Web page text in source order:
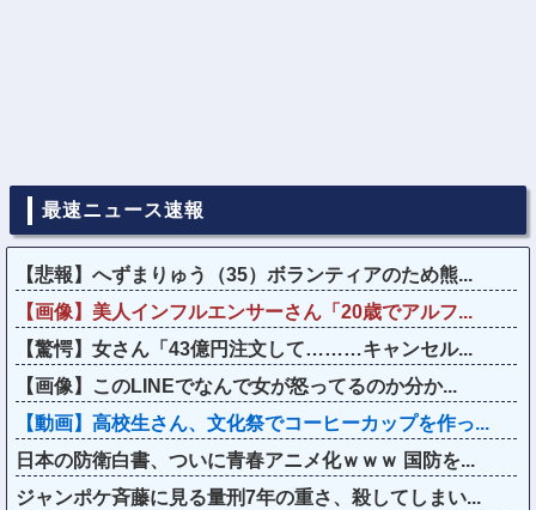
最速ニュース速報
【悲報】へずまりゅう（35）ボランティアのため熊...
【画像】美人インフルエンサーさん「20歳でアルフ...
【驚愕】女さん「43億円注文して………キャンセル...
【画像】このLINEでなんで女が怒ってるのか分か...
【動画】高校生さん、文化祭でコーヒーカップを作っ...
日本の防衛白書、ついに青春アニメ化ｗｗｗ 国防を...
ジャンポケ斉藤に見る量刑7年の重さ、殺してしまい...